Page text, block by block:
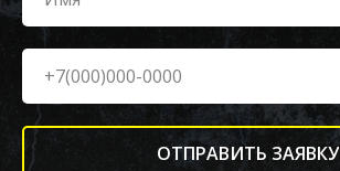
ОТПРАВИТЬ ЗАЯВКУ